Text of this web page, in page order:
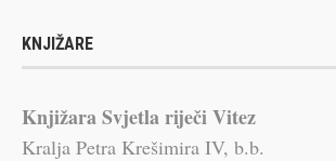
KNJIŽARE
Knjižara Svjetla riječi Vitez
Kralja Petra Krešimira IV, b.b.